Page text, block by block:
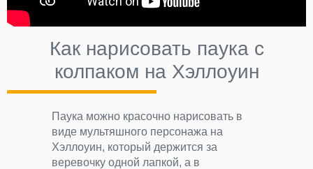
Как нарисовать паука с
колпаком на Хэллоуин
Паука можно красочно нарисовать в
виде мультяшного персонажа на
Хэллоуин, который держится за
веревочку одной лапкой, а в